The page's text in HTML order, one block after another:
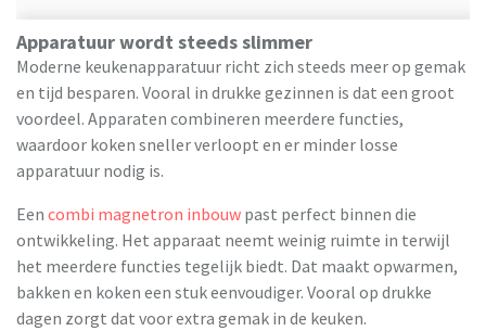
Apparatuur wordt steeds slimmer
Moderne keukenapparatuur richt zich steeds meer op gemak
en tijd besparen. Vooral in drukke gezinnen is dat een groot
voordeel. Apparaten combineren meerdere functies,
waardoor koken sneller verloopt en er minder losse
apparatuur nodig is.
Een combi magnetron inbouw past perfect binnen die
ontwikkeling. Het apparaat neemt weinig ruimte in terwijl
het meerdere functies tegelijk biedt. Dat maakt opwarmen,
bakken en koken een stuk eenvoudiger. Vooral op drukke
dagen zorgt dat voor extra gemak in de keuken.